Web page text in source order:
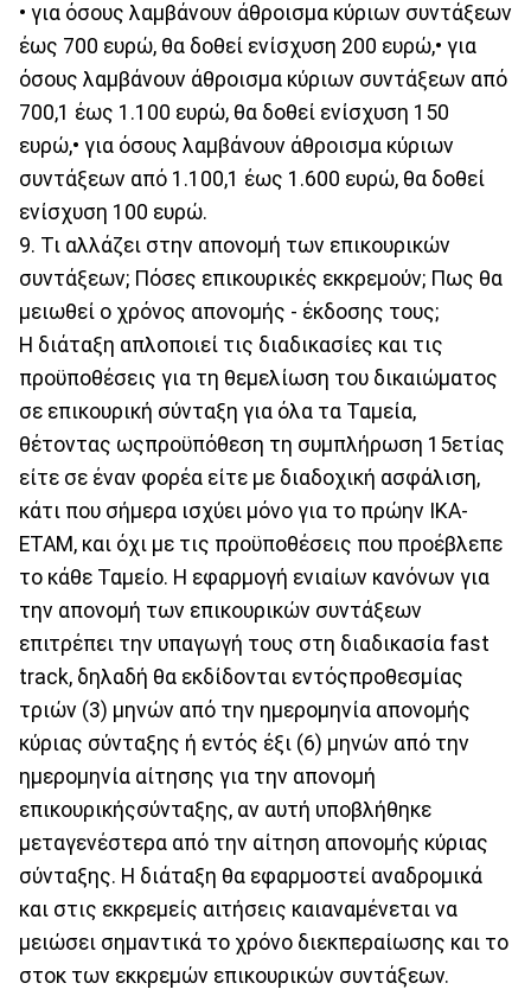
• για όσους λαμβάνουν άθροισμα κύριων συντάξεων
έως 700 ευρώ, θα δοθεί ενίσχυση 200 ευρώ,• για
όσους λαμβάνουν άθροισμα κύριων συντάξεων από
700,1 έως 1.100 ευρώ, θα δοθεί ενίσχυση 150
ευρώ,• για όσους λαμβάνουν άθροισμα κύριων
συντάξεων από 1.100,1 έως 1.600 ευρώ, θα δοθεί
ενίσχυση 100 ευρώ.
9. Τι αλλάζει στην απονομή των επικουρικών
συντάξεων; Πόσες επικουρικές εκκρεμούν; Πως θα
μειωθεί ο χρόνος απονομής - έκδοσης τους;
Η διάταξη απλοποιεί τις διαδικασίες και τις
προϋποθέσεις για τη θεμελίωση του δικαιώματος
σε επικουρική σύνταξη για όλα τα Ταμεία,
θέτοντας ωςπροϋπόθεση τη συμπλήρωση 15ετίας
είτε σε έναν φορέα είτε με διαδοχική ασφάλιση,
κάτι που σήμερα ισχύει μόνο για το πρώην ΙΚΑ-
ΕΤΑΜ, και όχι με τις προϋποθέσεις που προέβλεπε
το κάθε Ταμείο. Η εφαρμογή ενιαίων κανόνων για
την απονομή των επικουρικών συντάξεων
επιτρέπει την υπαγωγή τους στη διαδικασία fast
track, δηλαδή θα εκδίδονται εντόςπροθεσμίας
τριών (3) μηνών από την ημερομηνία απονομής
κύριας σύνταξης ή εντός έξι (6) μηνών από την
ημερομηνία αίτησης για την απονομή
επικουρικήςσύνταξης, αν αυτή υποβλήθηκε
μεταγενέστερα από την αίτηση απονομής κύριας
σύνταξης. Η διάταξη θα εφαρμοστεί αναδρομικά
και στις εκκρεμείς αιτήσεις καιαναμένεται να
μειώσει σημαντικά το χρόνο διεκπεραίωσης και το
στοκ των εκκρεμών επικουρικών συντάξεων.